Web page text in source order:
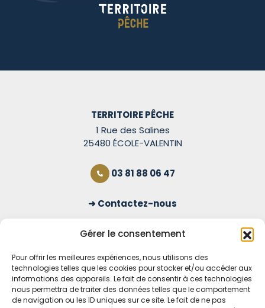
Gérer le consentement
Pour offrir les meilleures expériences, nous utilisons des
technologies telles que les cookies pour stocker et/ou accéder aux
informations des appareils. Le fait de consentir à ces technologies
nous permettra de traiter des données telles que le comportement
de navigation ou les ID uniques sur ce site. Le fait de ne pas
TERRITOIRE PÊCHE
1 Rue des Salines
25480 ÉCOLE-VALENTIN
03 81 88 06 47
Contactez-nous
OUVERT TOUS LES JOURS
Voir nos horaires